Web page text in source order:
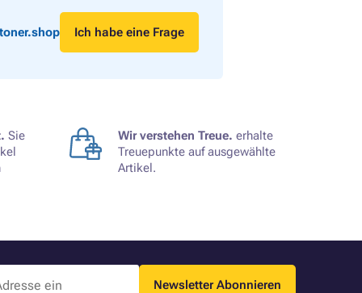
Ich habe eine Frage
Sie
Wir verstehen Treue. erhalte
Treuepunkte auf ausgewählte
Artikel.
Newsletter Abonnieren